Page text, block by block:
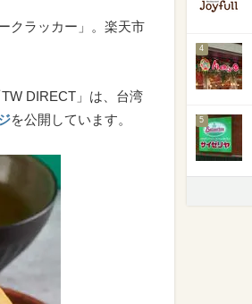
クラッカー」。楽天市
DIRECT」は、台湾
を公開しています。
4
5